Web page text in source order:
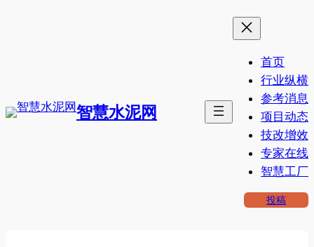
智慧水泥网
首页
行业纵横
参考消息
项目动态
技改增效
专家在线
智慧工厂
投稿